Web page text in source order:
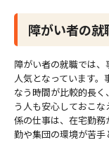
障がい者の
障がい者の就職では
人気となっています。
なう時間が比較的長
う人も安心しておこ
係の仕事は、在宅勤
勤や集団の環境が苦手